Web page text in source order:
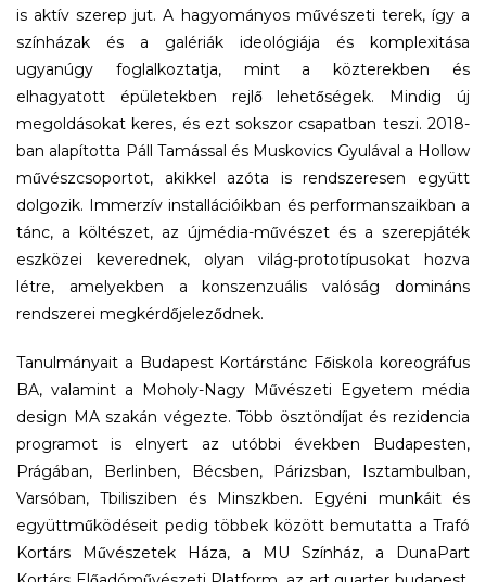
is aktív szerep jut. A hagyományos művészeti terek, így a
színházak és a galériák ideológiája és komplexitása
ugyanúgy foglalkoztatja, mint a közterekben és
elhagyatott épületekben rejlő lehetőségek. Mindig új
megoldásokat keres, és ezt sokszor csapatban teszi. 2018-
ban alapította Páll Tamással és Muskovics Gyulával a Hollow
művészcsoportot, akikkel azóta is rendszeresen együtt
dolgozik. Immerzív installációikban és performanszaikban a
tánc, a költészet, az újmédia-művészet és a szerepjáték
eszközei keverednek, olyan világ-prototípusokat hozva
létre, amelyekben a konszenzuális valóság domináns
rendszerei megkérdőjeleződnek.
Tanulmányait a Budapest Kortárstánc Főiskola koreográfus
BA, valamint a Moholy-Nagy Művészeti Egyetem média
design MA szakán végezte. Több ösztöndíjat és rezidencia
programot is elnyert az utóbbi években Budapesten,
Prágában, Berlinben, Bécsben, Párizsban, Isztambulban,
Varsóban, Tbilisziben és Minszkben. Egyéni munkáit és
együttműködéseit pedig többek között bemutatta a Trafó
Kortárs Művészetek Háza, a MU Színház, a DunaPart